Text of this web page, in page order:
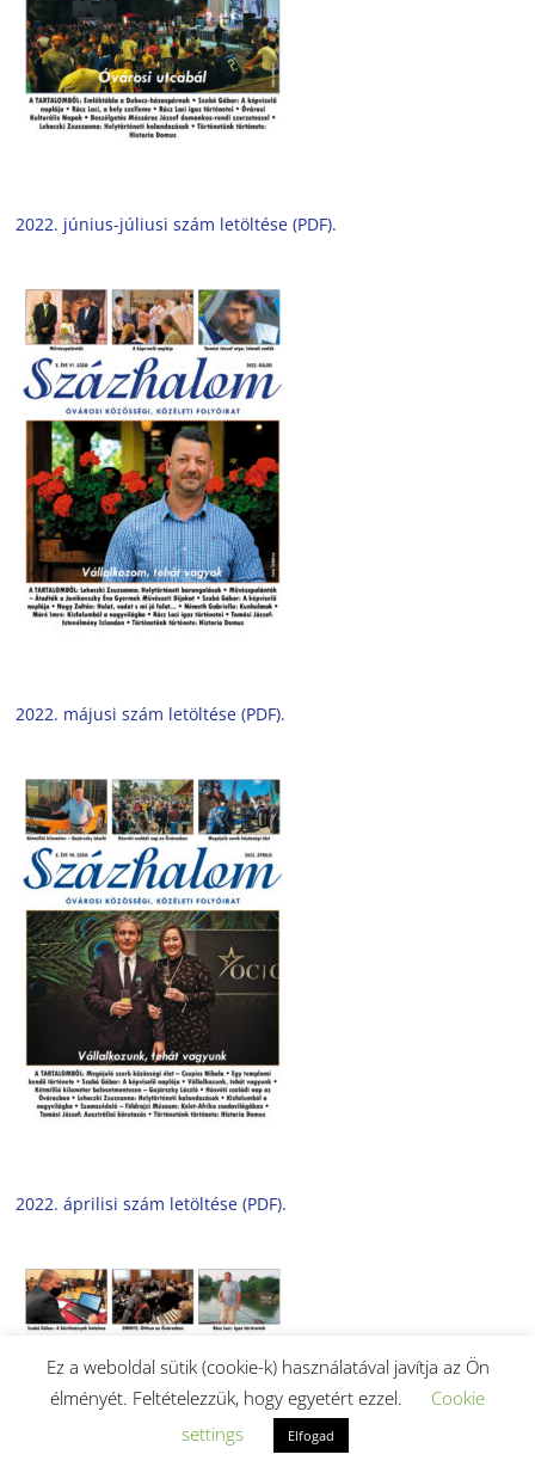
2022. június-júliusi szám letöltése (PDF).
2022. májusi szám letöltése (PDF).
2022. áprilisi szám letöltése (PDF).
Ez a weboldal sütik (cookie-k) használatával javítja az Ön
élményét. Feltételezzük, hogy egyetért ezzel.
Cookie
settings
Elfogad